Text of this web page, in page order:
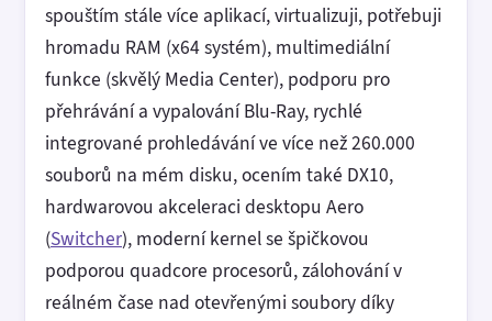
spouštím stále více aplikací, virtualizuji, potřebuji
hromadu RAM (x64 systém), multimediální
funkce (skvělý Media Center), podporu pro
přehrávání a vypalování Blu-Ray, rychlé
integrované prohledávání ve více než 260.000
souborů na mém disku, ocením také DX10,
hardwarovou akceleraci desktopu Aero
(Switcher), moderní kernel se špičkovou
podporou quadcore procesorů, zálohování v
reálném čase nad otevřenými soubory díky